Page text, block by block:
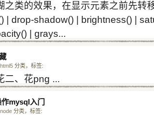
之类的效果，在显示元素之前先转
| drop-shadow() | brightness() |
| grays...
html5 分类，标签:
二、花png ...
mysql入门
node 分类，标签: